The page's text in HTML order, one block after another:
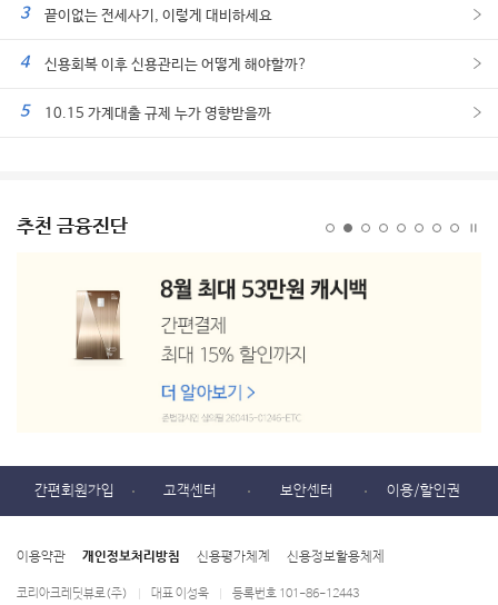
3 끝이없는 전세사기, 이렇게 대비하세요
4 신용회복 이후 신용관리는 어떻게 해야할까?
5 10.15 가계대출 규제 누가 영향받을까
추천 금융진단
간편회원가입 고객센터 보안센터 이용/할인권
이용약관 개인정보처리방침 신용평가체계 신용정보활용체제
코리아크레딧뷰로(주) 대표 이성욱 등록번호 101-86-12443